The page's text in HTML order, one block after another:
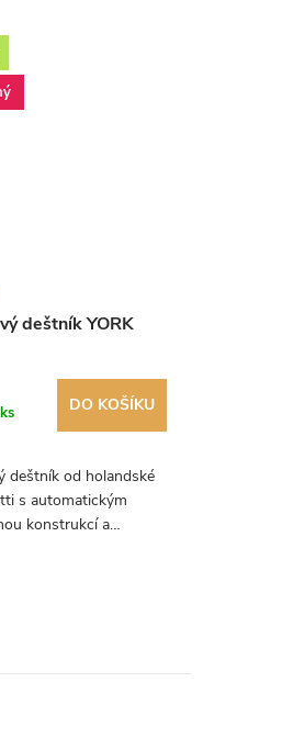
deštník YORK
DO KOŠÍKU
deštník od holandské
s automatickým
konstrukcí a